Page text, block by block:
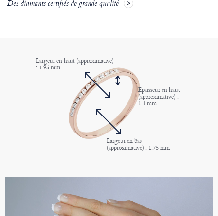
Des diamants certifiés de grande qualité
Largeur en haut (approximative)
: 1.95 mm
Epaisseur en haut
(approximative) :
1.1 mm
Largeur en bas
(approximative) : 1.75 mm